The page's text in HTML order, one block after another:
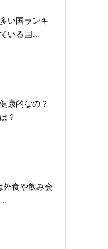
い国ランキ
いる国…
康的なの？
？
外食や飲み会